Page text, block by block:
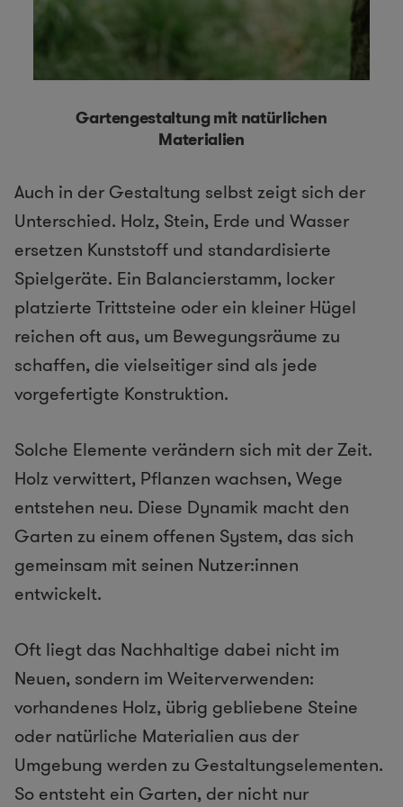
Gartengestaltung mit natürlichen
Materialien
Auch in der Gestaltung selbst zeigt sich der
Unterschied. Holz, Stein, Erde und Wasser
ersetzen Kunststoff und standardisierte
Spielgeräte. Ein Balancierstamm, locker
platzierte Trittsteine oder ein kleiner Hügel
reichen oft aus, um Bewegungsräume zu
schaffen, die vielseitiger sind als jede
vorgefertigte Konstruktion.
Solche Elemente verändern sich mit der Zeit.
Holz verwittert, Pflanzen wachsen, Wege
entstehen neu. Diese Dynamik macht den
Garten zu einem offenen System, das sich
gemeinsam mit seinen Nutzer:innen
entwickelt.
Oft liegt das Nachhaltige dabei nicht im
Neuen, sondern im Weiterverwenden:
vorhandenes Holz, übrig gebliebene Steine
oder natürliche Materialien aus der
Umgebung werden zu Gestaltungselementen.
So entsteht ein Garten, der nicht nur